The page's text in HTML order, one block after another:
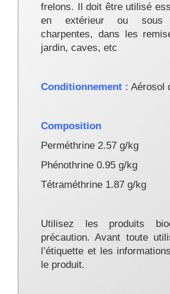
frelons. Il doit être utilisé
en extérieur ou
charpentes, dans les
jardin, caves, etc
Conditionnement : Aérosol
Composition
Perméthrine 2.57 g/kg
Phénothrine 0.95 g/kg
Tétraméthrine 1.87 g/kg
Utilisez les produits
précaution. Avant toute
l’étiquette et les
le produit.